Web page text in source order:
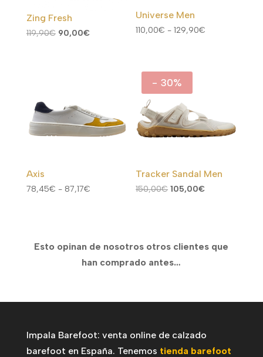
Zing Fresh
119,90€ El
90,00€El
Universe Men
110,00€ - 129,90€
129,90€
Axis
78,45€ - 87,17€Rango
78,45€
hasta
- 30%
Tracker Sandal Men
150,00€ El
150,00€.
105,00€El
105,00€.
Esto opinan de nosotros otros clientes que
han comprado antes…
Impala Barefoot: venta online de calzado
barefoot en España. Tenemos tienda barefoot